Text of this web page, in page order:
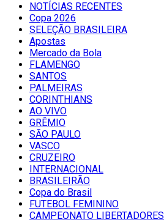
NOTÍCIAS RECENTES
Copa 2026
SELEÇÃO BRASILEIRA
Apostas
Mercado da Bola
FLAMENGO
SANTOS
PALMEIRAS
CORINTHIANS
AO VIVO
GRÊMIO
SĀO PAULO
VASCO
CRUZEIRO
INTERNACIONAL
BRASILEIRÃO
Copa do Brasil
FUTEBOL FEMININO
CAMPEONATO LIBERTADORES